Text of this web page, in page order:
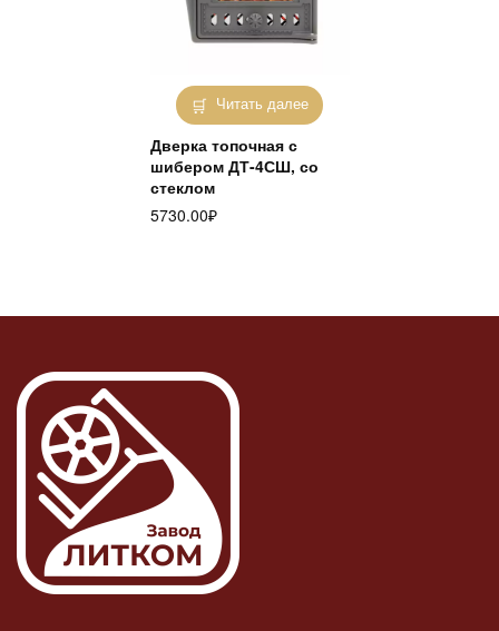
Читать далее
Дверка топочная с
шибером ДТ-4СШ, со
стеклом
5730.00₽